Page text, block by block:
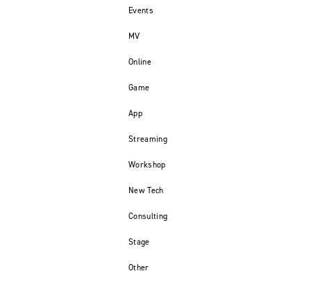
Events
MV
Online
Game
App
Streaming
Workshop
New Tech
Consulting
Stage
Other